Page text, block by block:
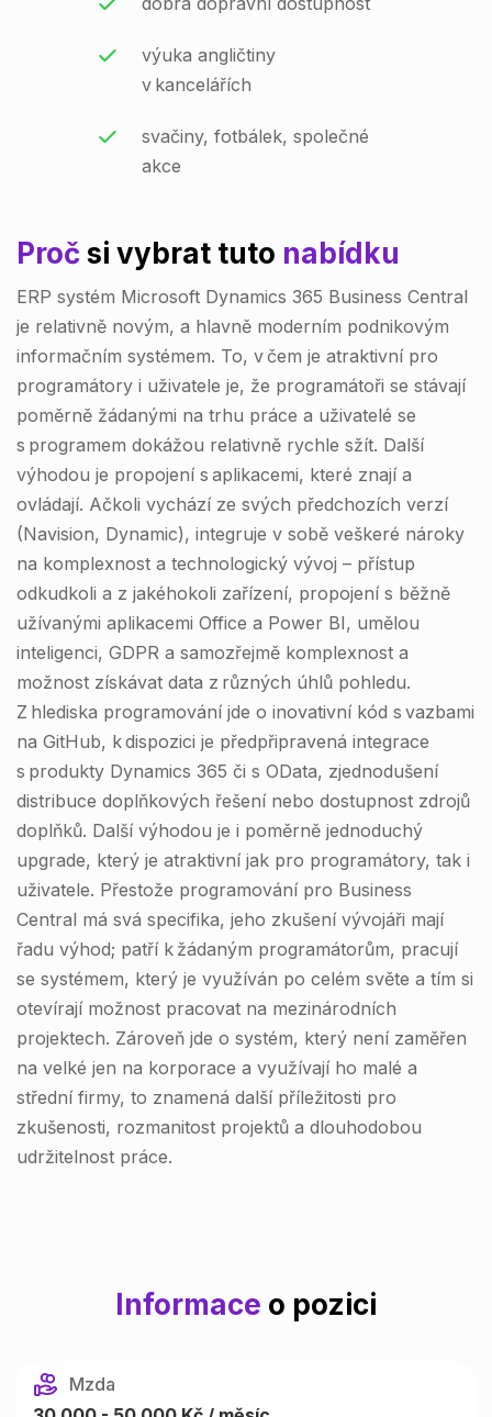
výuka angličtiny
v kancelářích
svačiny, fotbálek, společné
akce
Pročsi vybrat tuto nabídku
ERP systém Microsoft Dynamics 365 Business Central
je relativně novým, a hlavně moderním podnikovým
informačním systémem. To, v čem je atraktivní pro
programátory i uživatele je, že programátoři se stávají
poměrně žádanými na trhu práce a uživatelé se
s programem dokážou relativně rychle sžít. Další
výhodou je propojení s aplikacemi, které znají a
ovládají. Ačkoli vychází ze svých předchozích verzí
(Navision, Dynamic), integruje v sobě veškeré nároky
na komplexnost a technologický vývoj – přístup
odkudkoli a z jakéhokoli zařízení, propojení s běžně
užívanými aplikacemi Office a Power BI, umělou
inteligenci, GDPR a samozřejmě komplexnost a
možnost získávat data z různých úhlů pohledu.
Z hlediska programování jde o inovativní kód s vazbami
na GitHub, k dispozici je předpřipravená integrace
s produkty Dynamics 365 či s OData, zjednodušení
distribuce doplňkových řešení nebo dostupnost zdrojů
doplňků. Další výhodou je i poměrně jednoduchý
upgrade, který je atraktivní jak pro programátory, tak i
uživatele. Přestože programování pro Business
Central má svá specifika, jeho zkušení vývojáři mají
řadu výhod; patří k žádaným programátorům, pracují
se systémem, který je využíván po celém světe a tím si
otevírají možnost pracovat na mezinárodních
projektech. Zároveň jde o systém, který není zaměřen
na velké jen na korporace a využívají ho malé a
střední firmy, to znamená další příležitosti pro
zkušenosti, rozmanitost projektů a dlouhodobou
udržitelnost práce.
Informace o pozici
Mzda